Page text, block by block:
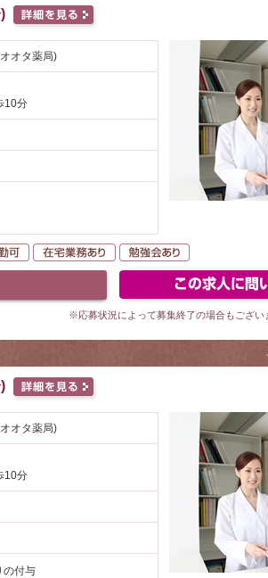
オタ薬局)
10分
自動車通勤可 在宅業務あり
※応募状況によって募集終了の場合もござい
オタ薬局)
10分
の付与